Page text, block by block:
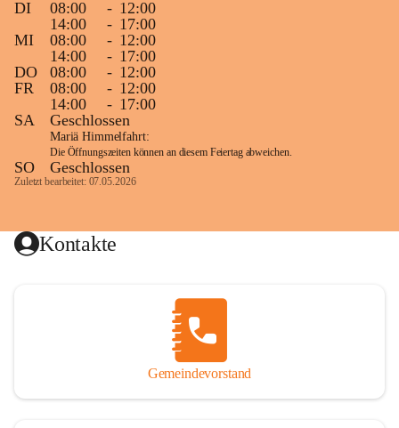
DI
08:00 - 12:00
14:00
- 17:00
MI
08:00 - 12:00
14:00
- 17:00
DO
08:00 - 12:00
FR
08:00 - 12:00
14:00
- 17:00
SA
Geschlossen
Mariä Himmelfahrt:
Die Öffnungszeiten können an diesem Feiertag abweichen.
SO Geschlossen
Zuletzt bearbeitet: 07.05.2026
Kontakte
Gemeindevorstand